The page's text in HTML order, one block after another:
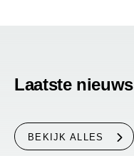
Laatste nieuws
BEKIJK ALLES